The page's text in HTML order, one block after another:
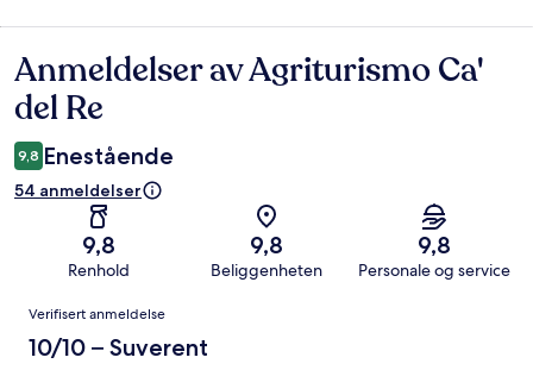
Anmeldelser
Anmeldelser av Agriturismo Ca'
del Re
9,8 Enestående
54 anmeldelser
9,8
Renhold
9,8
Beliggenheten
9,8
Personale og service
Anmeldelser
Verifisert anmeldelse
10/10 – Suverent